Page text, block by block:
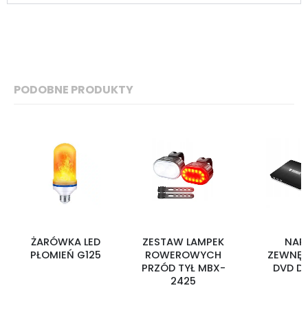
PODOBNE PRODUKTY
ŻARÓWKA LED
PŁOMIEŃ G125
ZESTAW LAMPEK
ROWEROWYCH
PRZÓD TYŁ MBX-
2425
DVD